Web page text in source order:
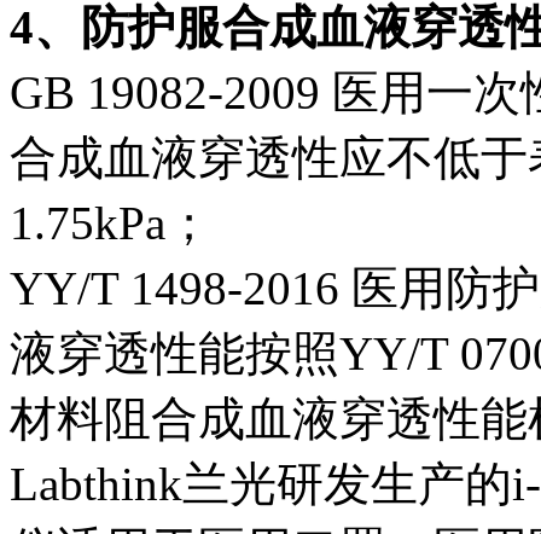
4、防护服合成血液穿透
GB 19082-2009 医用一
合成血液穿透性应不低
1.75kPa；
YY/T 1498-2016 医用防
液穿透性能按照YY/T
材料阻合成血液穿透性能
Labthink兰光研发生产的